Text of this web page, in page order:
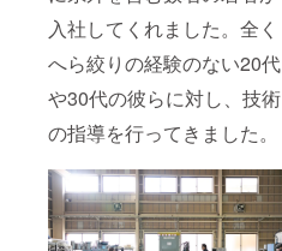
入社してくれました。全く
へら絞りの経験のない20代
や30代の彼らに対し、技術
の指導を行ってきました。